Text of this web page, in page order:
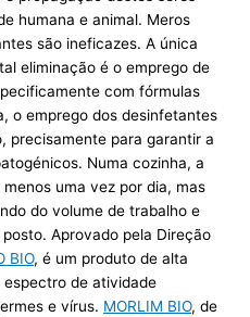
humana e animal. Meros
são ineficazes. A única
eliminação é o emprego de
com fórmulas
o emprego dos desinfetantes
precisamente para garantir a
Numa cozinha, a
uma vez por dia, mas
do volume de trabalho e
Aprovado pela Direção
BIO, é um produto de alta
de atividade
e vírus. MORLIM BIO, de